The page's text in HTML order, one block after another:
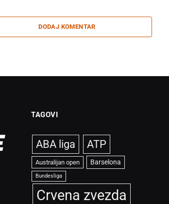
DODAJ KOMENTAR
TAGOVI
ABA liga ATP
Australijan open Barselona
Bundesliga
Crvena zvezda